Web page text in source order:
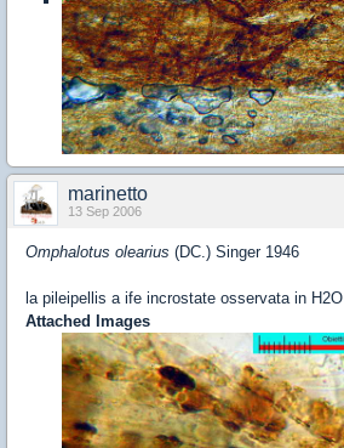
marinetto
13 Sep 2006
Omphalotus olearius (DC.) Singer 1946
la pileipellis a ife incrostate osservata in H2O
Attached Images